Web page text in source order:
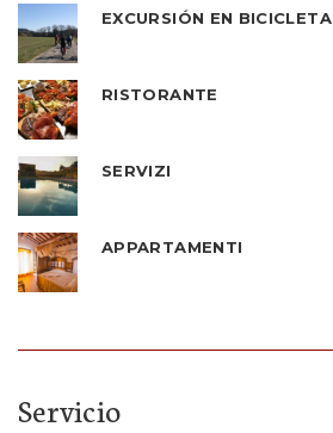
EXCURSIÓN EN BICICLETA
RISTORANTE
SERVIZI
APPARTAMENTI
Servicio